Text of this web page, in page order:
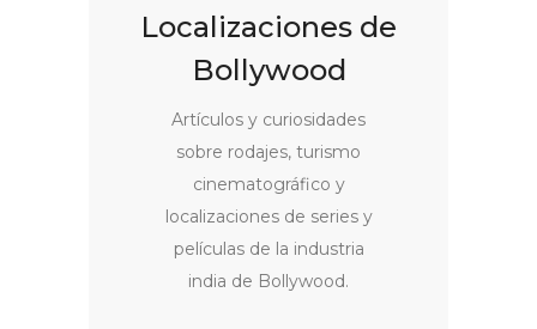
Localizaciones de
Bollywood
Artículos y curiosidades
sobre rodajes, turismo
cinematográfico y
localizaciones de series y
películas de la industria
india de Bollywood.